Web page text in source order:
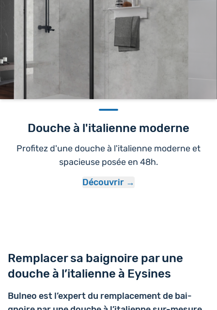
Douche à l'italienne moderne
Profitez d'une douche à l'italienne moderne et
spacieuse posée en 48h.
Découvrir
Remplacer sa baignoire par une
douche à l’italienne à Eysines
Bulneo est l’ex­pert du rem­pla­ce­ment de bai­